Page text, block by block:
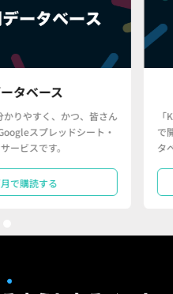
タベース
りやすく、かつ、皆さん
スプレッドシート・
ービスです。
で購読する
で
タ